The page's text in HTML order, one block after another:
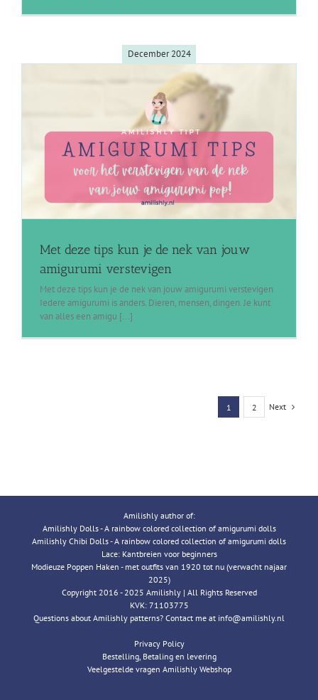
December 2024
Met deze tips kun je de nek van jouw
amigurumi verstevigen
Met deze tips kun je de nek van jouw amigurumi verstevigen
Iedere amigurumi is anders. Dieren, mensen, dingen. Je kunt
van alles een amigu [...]
1 2 Next
Amilishly author of:
Amilishly Dolls - A rainbow colored collection of amigurumi dolls
Amilishly Chibi Dolls - A rainbow colored collection of amigurumi dolls
Lace: Kantbreien voor beginners
Modieuze Poppen Haken - met outfits van 1920 tot nu (verwacht najaar
2025)
Copyright 2016 - 2025 Amilishly | All Rights Reserved
KVK: 71103775
Questions about Amilishly patterns? Contact me at info@amilishly.nl
Privacy Policy
Bestelling, Betaling en levering
Veelgestelde vragen Amilishly Webshop